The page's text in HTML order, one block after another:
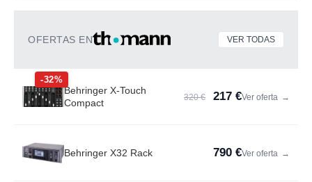
OFERTAS EN VER TODAS
-32%
Behringer X-Touch
Compact
320 € 217 €Ver oferta →
Behringer X32 Rack 790 €Ver oferta →